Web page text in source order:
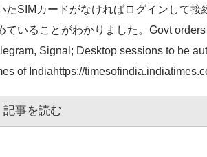
たSIMカードがなければログインして接
ていることがわかりました。Govt
Signal; Desktop sessions to be
of Indiahttps://
記事を読む